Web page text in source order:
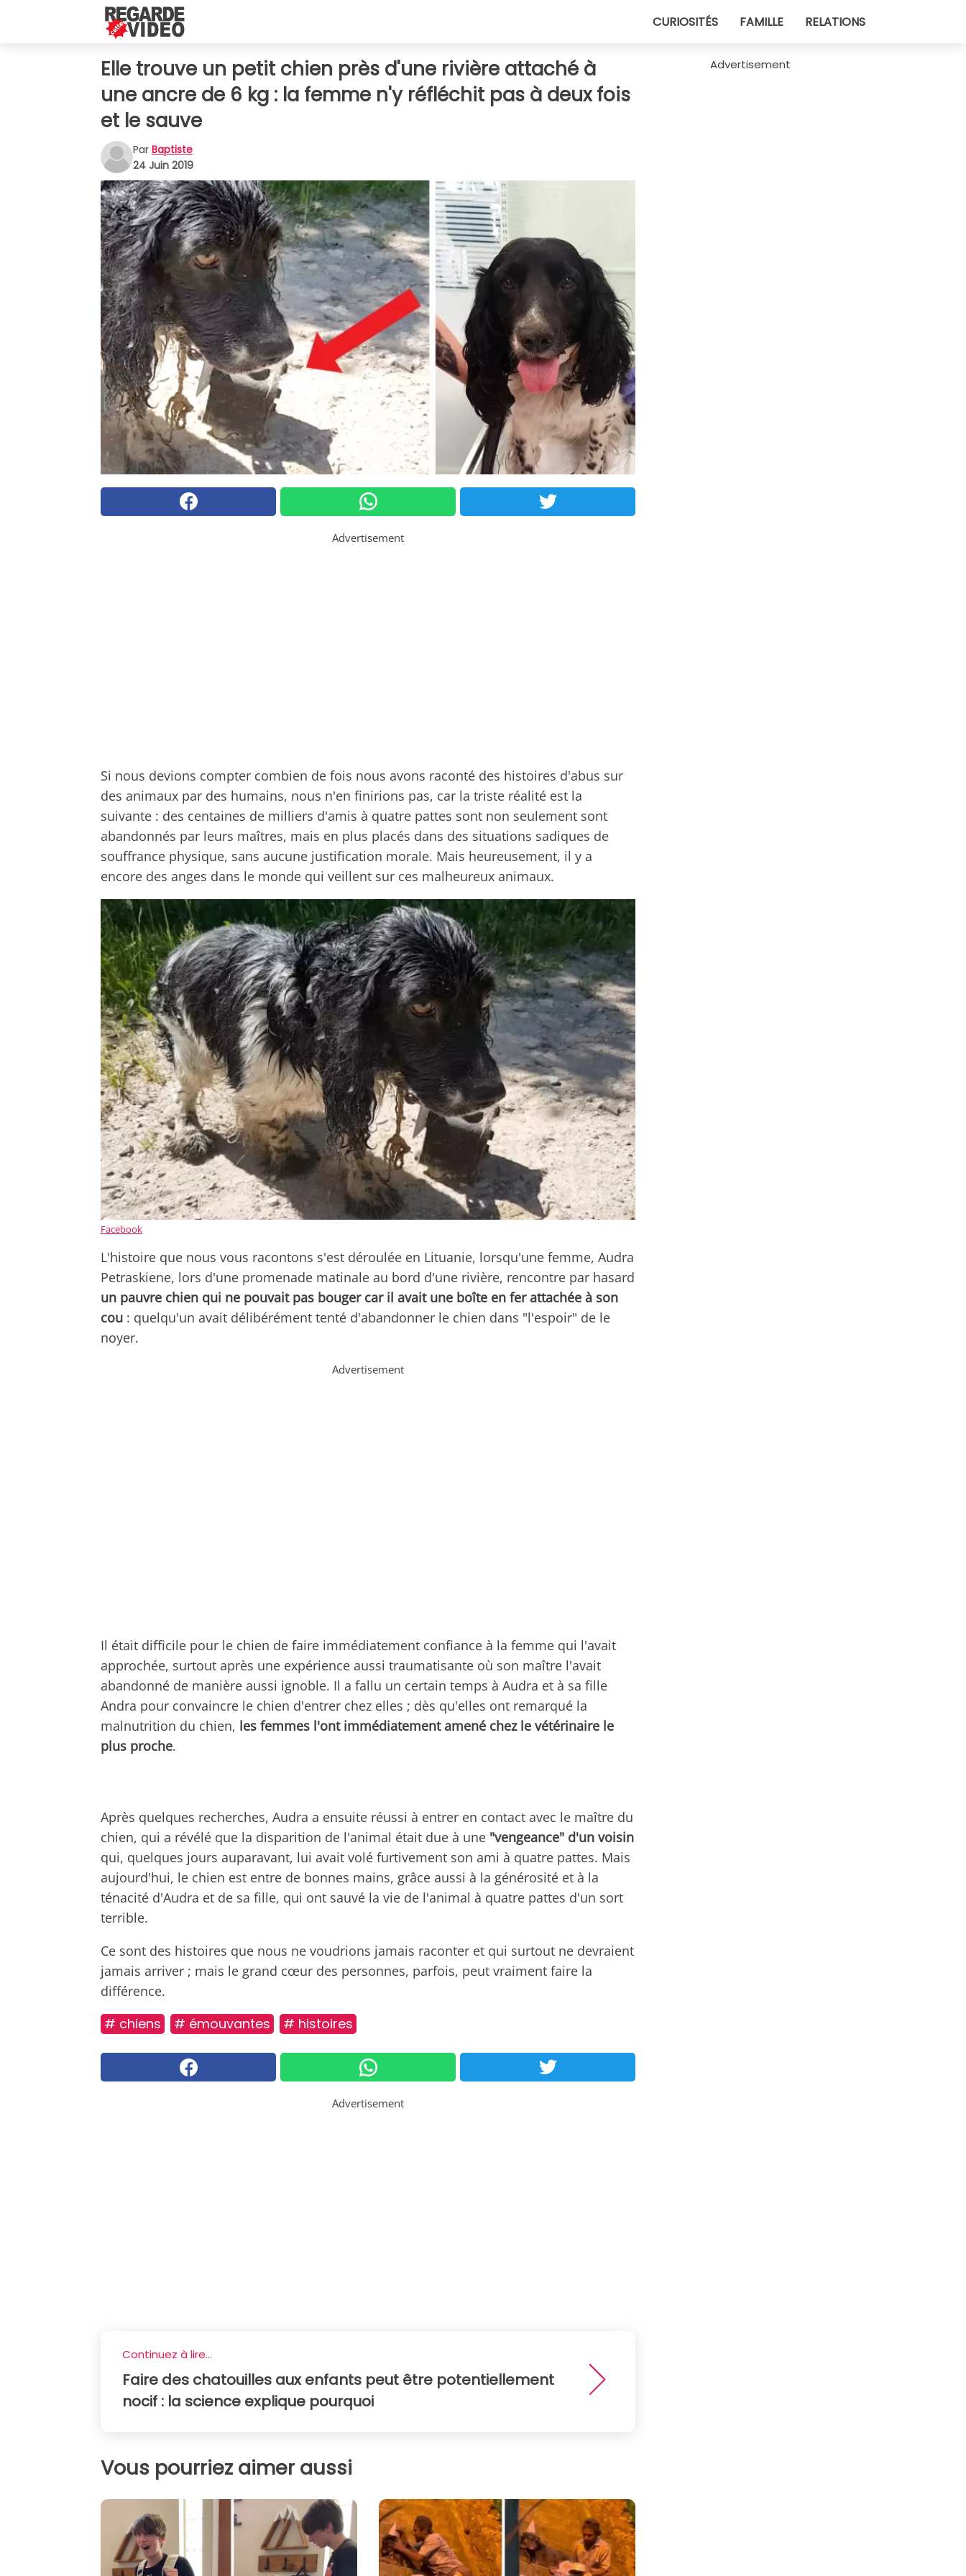
CURIOSITÉS FAMILLE RELATIONS
Elle trouve un petit chien près d'une rivière attaché à
une ancre de 6 kg : la femme n'y réfléchit pas à deux fois
et le sauve
Par Baptiste
24 Juin 2019
Advertisement
Si nous devions compter combien de fois nous avons raconté des histoires d'abus sur
des animaux par des humains, nous n'en finirions pas, car la triste réalité est la
suivante : des centaines de milliers d'amis à quatre pattes sont non seulement sont
abandonnés par leurs maîtres, mais en plus placés dans des situations sadiques de
souffrance physique, sans aucune justification morale. Mais heureusement, il y a
encore des anges dans le monde qui veillent sur ces malheureux animaux.
Facebook
L'histoire que nous vous racontons s'est déroulée en Lituanie, lorsqu'une femme, Audra
Petraskiene, lors d'une promenade matinale au bord d'une rivière, rencontre par hasard
un pauvre chien qui ne pouvait pas bouger car il avait une boîte en fer attachée à son
cou : quelqu'un avait délibérément tenté d'abandonner le chien dans "l'espoir" de le
noyer.
Advertisement
Il était difficile pour le chien de faire immédiatement confiance à la femme qui l'avait
approchée, surtout après une expérience aussi traumatisante où son maître l'avait
abandonné de manière aussi ignoble. Il a fallu un certain temps à Audra et à sa fille
Andra pour convaincre le chien d'entrer chez elles ; dès qu'elles ont remarqué la
malnutrition du chien, les femmes l'ont immédiatement amené chez le vétérinaire le
plus proche.
Après quelques recherches, Audra a ensuite réussi à entrer en contact avec le maître du
chien, qui a révélé que la disparition de l'animal était due à une "vengeance" d'un voisin
qui, quelques jours auparavant, lui avait volé furtivement son ami à quatre pattes. Mais
aujourd'hui, le chien est entre de bonnes mains, grâce aussi à la générosité et à la
ténacité d'Audra et de sa fille, qui ont sauvé la vie de l'animal à quatre pattes d'un sort
terrible.
Ce sont des histoires que nous ne voudrions jamais raconter et qui surtout ne devraient
jamais arriver ; mais le grand cœur des personnes, parfois, peut vraiment faire la
différence.
# chiens # émouvantes # histoires
Advertisement
Continuez à lire...
Faire des chatouilles aux enfants peut être potentiellement
nocif : la science explique pourquoi
Vous pourriez aimer aussi
Advertisement